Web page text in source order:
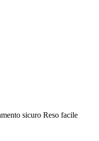
sicuro Reso facile